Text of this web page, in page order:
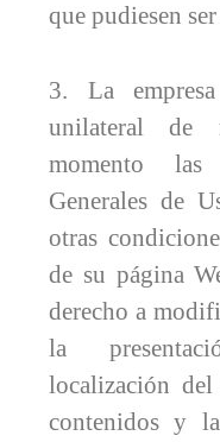
que pudiesen
3. La
unilateral de
momento las
Generales de
otras
de su página
derecho a
la
localización
contenidos y